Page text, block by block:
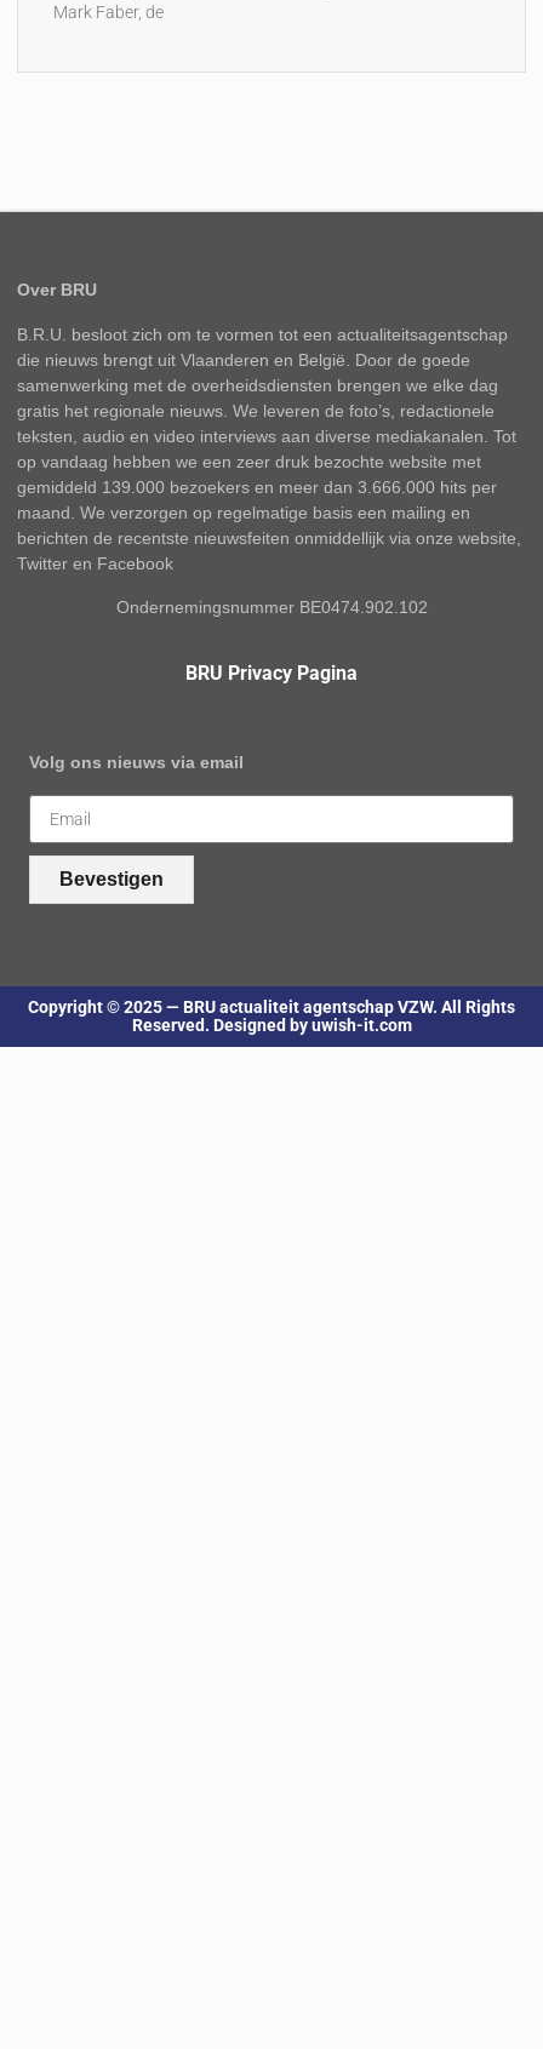
Mark Faber, de
Over BRU
B.R.U. besloot zich om te vormen tot een actualiteitsagentschap
die nieuws brengt uit Vlaanderen en België. Door de goede
samenwerking met de overheidsdiensten brengen we elke dag
gratis het regionale nieuws. We leveren de foto’s, redactionele
teksten, audio en video interviews aan diverse mediakanalen. Tot
op vandaag hebben we een zeer druk bezochte website met
gemiddeld 139.000 bezoekers en meer dan 3.666.000 hits per
maand. We verzorgen op regelmatige basis een mailing en
berichten de recentste nieuwsfeiten onmiddellijk via onze website,
Twitter en Facebook
Ondernemingsnummer BE0474.902.102
BRU Privacy Pagina
Volg ons nieuws via email
Bevestigen
Copyright © 2025 — BRU actualiteit agentschap VZW. All Rights
Reserved. Designed by uwish-it.com